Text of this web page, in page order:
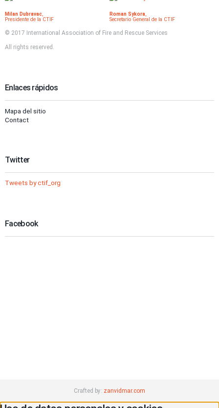
Milan Dubravac,
Presidente de la CTIF
Roman Sykora,
Secretario General de la CTIF
© 2017 International Association of Fire and Rescue Services
All rights reserved.
Enlaces rápidos
Mapa del sitio
Contact
Twitter
Tweets by ctif_org
Facebook
Crafted by: zanvidmar.com